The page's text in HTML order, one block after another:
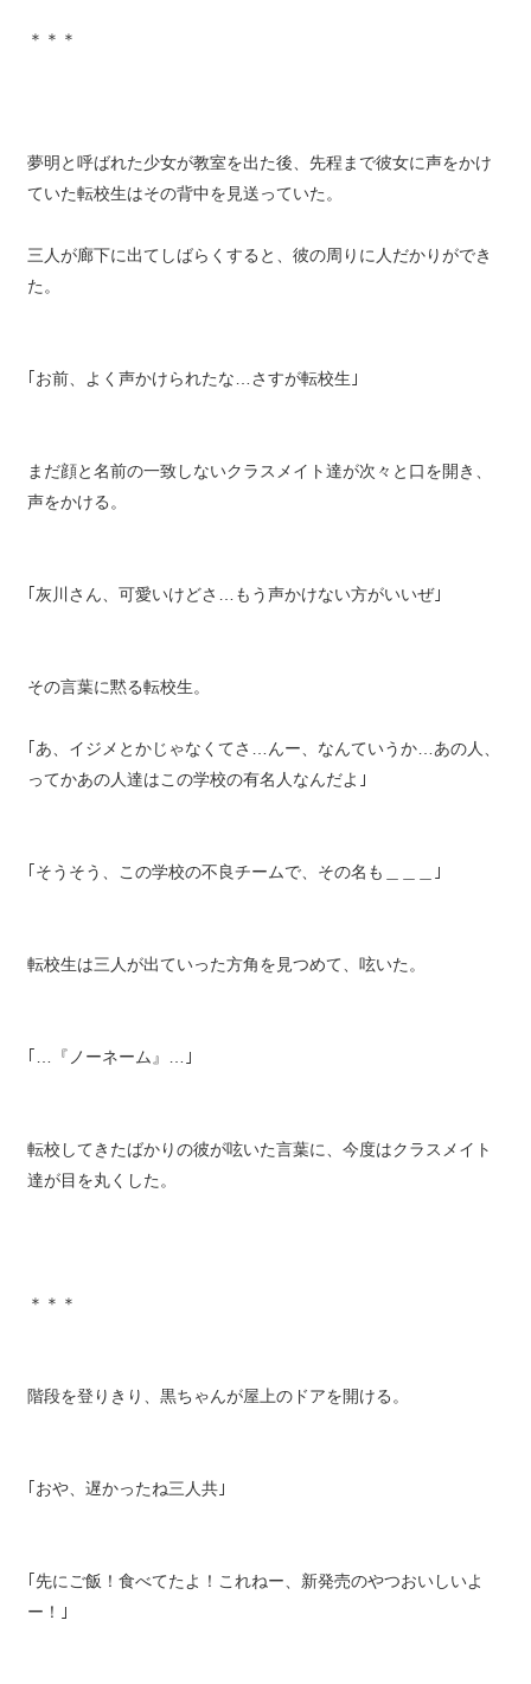
＊＊＊
夢明と呼ばれた少女が教室を出た後、先程まで彼女に声をかけ
ていた転校生はその背中を見送っていた。
三人が廊下に出てしばらくすると、彼の周りに人だかりができ
た。
｢お前、よく声かけられたな…さすが転校生｣
まだ顔と名前の一致しないクラスメイト達が次々と口を開き、
声をかける。
｢灰川さん、可愛いけどさ…もう声かけない方がいいぜ｣
その言葉に黙る転校生。
｢あ、イジメとかじゃなくてさ…んー、なんていうか…あの人、
ってかあの人達はこの学校の有名人なんだよ｣
｢そうそう、この学校の不良チームで、その名も＿＿＿｣
転校生は三人が出ていった方角を見つめて、呟いた。
｢…『ノーネーム』…｣
転校してきたばかりの彼が呟いた言葉に、今度はクラスメイト
達が目を丸くした。
＊＊＊
階段を登りきり、黒ちゃんが屋上のドアを開ける。
｢おや、遅かったね三人共｣
｢先にご飯！食べてたよ！これねー、新発売のやつおいしいよ
ー！｣